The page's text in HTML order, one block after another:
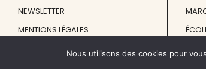
NEWSLETTER
MENTIONS LÉGALES
Nous utilisons des cookies pour